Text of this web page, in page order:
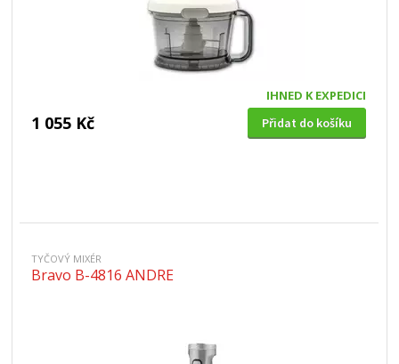
IHNED K EXPEDICI
1 055 Kč Přidat do košíku
TYČOVÝ MIXÉR
Bravo B-4816 ANDRE